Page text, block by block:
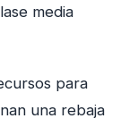
media
para
una rebaja